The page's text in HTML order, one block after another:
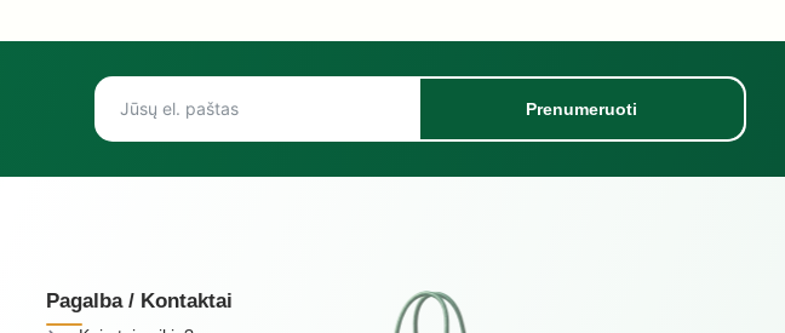
Prenumeruoti
Pagalba / Kontaktai